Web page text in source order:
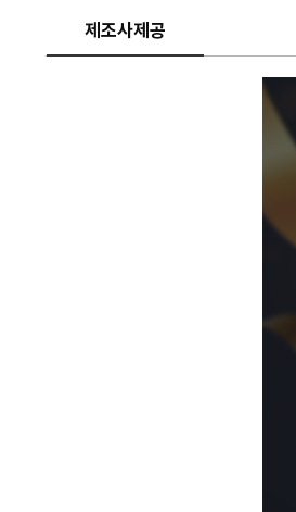
제조사제공